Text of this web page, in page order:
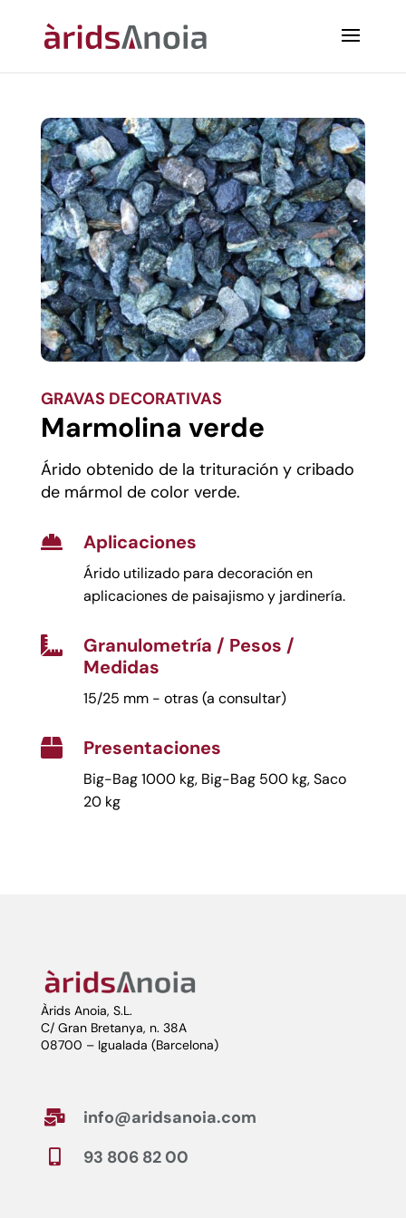
GRAVAS DECORATIVAS
Marmolina verde
Árido obtenido de la trituración y cribado
de mármol de color verde.
 Aplicaciones
Árido utilizado para decoración en
aplicaciones de paisajismo y jardinería.

Granulometría / Pesos /
Medidas
15/25 mm - otras (a consultar)
 Presentaciones
Big-Bag 1000 kg, Big-Bag 500 kg, Saco
20 kg
Àrids Anoia, S.L.
C/ Gran Bretanya, n. 38A
08700 – Igualada (Barcelona)
 info@aridsanoia.com
 93 806 82 00